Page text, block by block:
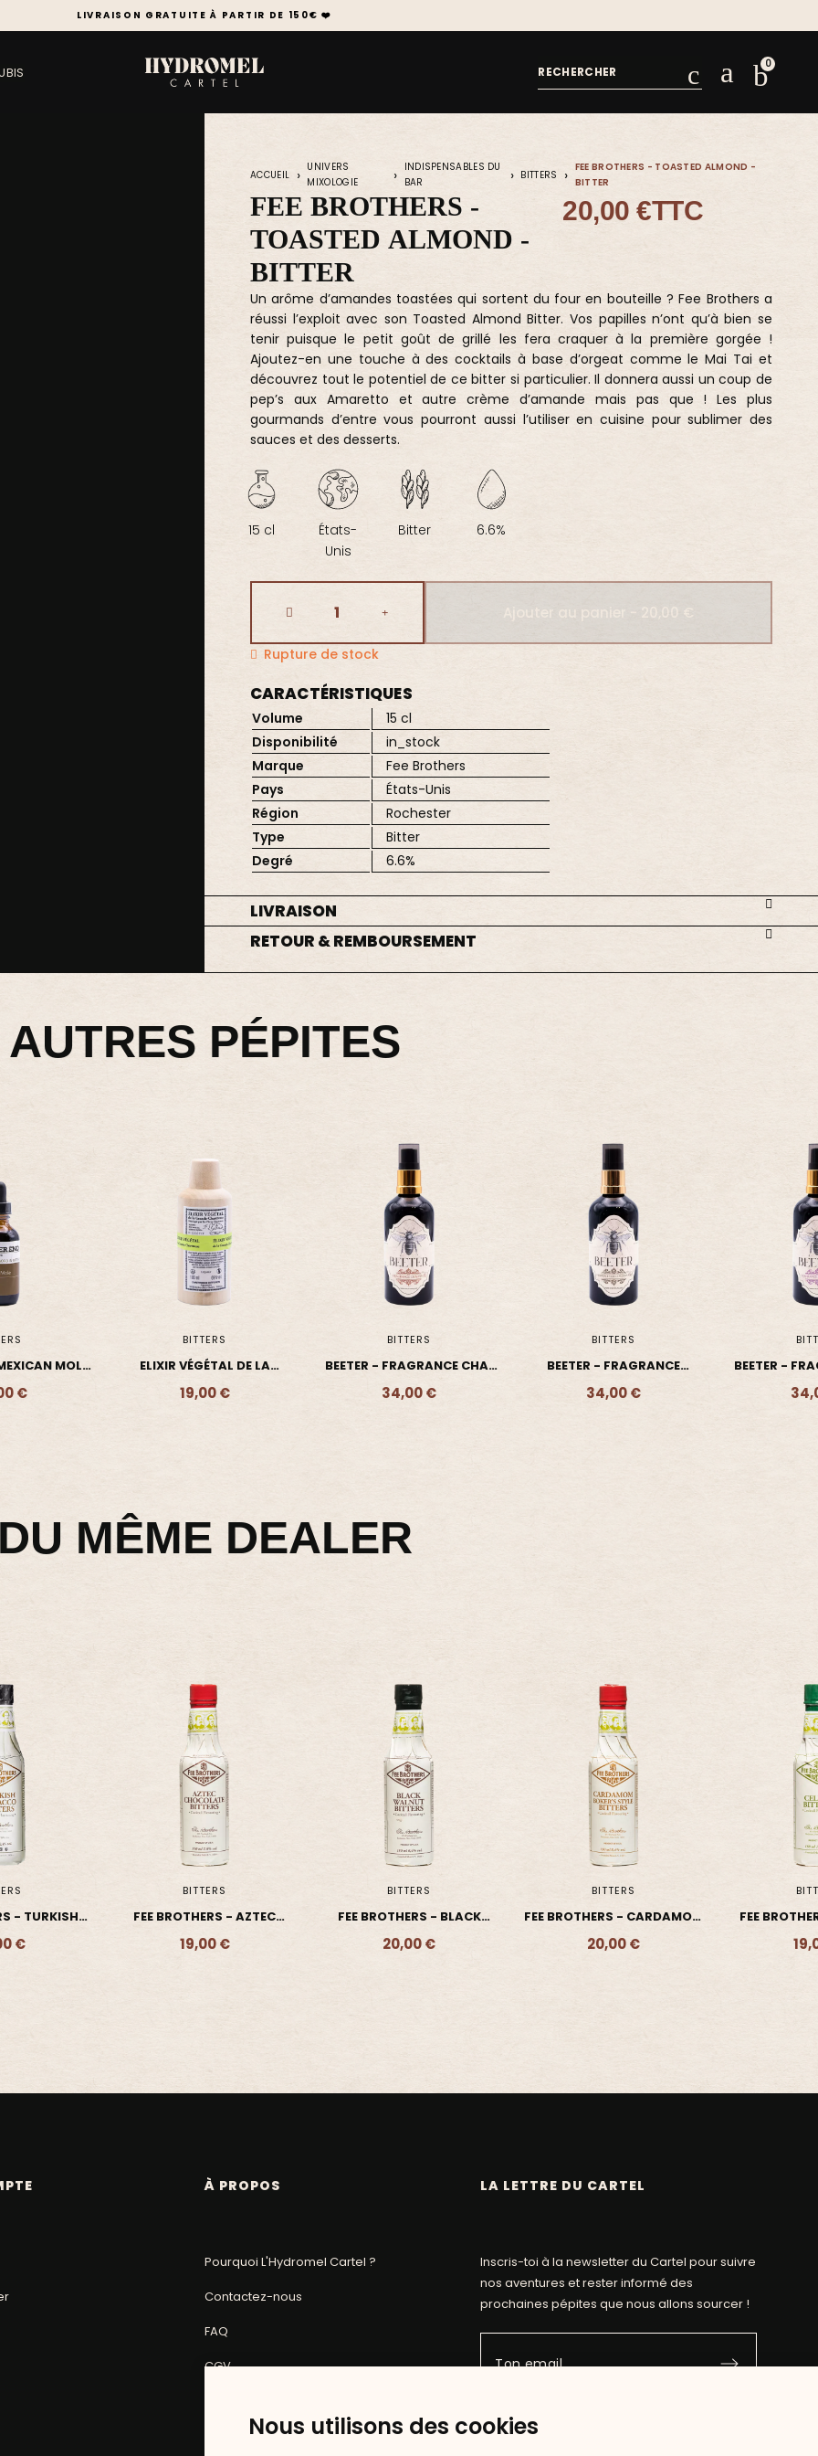
Nous utilisons des cookies
LIVRAISON GRATUITE À PARTIR DE 150€ ❤️
ACCUEIL
UNIVERS
MIXOLOGIE
INDISPENSABLES DU
BAR
BITTERS
FEE BROTHERS - TOASTED ALMOND -
BITTER
FEE BROTHERS -
TOASTED ALMOND -
BITTER
20,00 €TTC
Un arôme d’amandes toastées qui sortent du four en bouteille ? Fee Brothers a
réussi l’exploit avec son Toasted Almond Bitter. Vos papilles n’ont qu’à bien se
tenir puisque le petit goût de grillé les fera craquer à la première gorgée !
Ajoutez-en une touche à des cocktails à base d’orgeat comme le Mai Tai et
découvrez tout le potentiel de ce bitter si particulier. Il donnera aussi un coup de
pep’s aux Amaretto et autre crème d’amande mais pas que ! Les plus
gourmands d’entre vous pourront aussi l’utiliser en cuisine pour sublimer des
sauces et des desserts.
15 cl
États-
Unis
Bitter 6.6%
Ajouter au panier - 20,00 €
Rupture de stock
CARACTÉRISTIQUES
Volume
15 cl
Disponibilité
in_stock
Marque
Fee Brothers
Pays
États-Unis
Région
Rochester
Type
Bitter
Degré
6.6%
LIVRAISON
RETOUR & REMBOURSEMENT
AUTRES PÉPITES
DE LA
-
€
19,00 €
BITTERS
BEETER - FRAGRANCE CHAÏ
EPICÉE
34,00 €
Ajouter - 34,00 €
BITTERS
BEETER - FRAGRANCE
VANILLE MUSCOVADO
34,00 €
Ajouter - 34,00 €
BITTERS
BEETER - FRAGRANCE ROSE
JAMSIN
34,00 €
Ajouter - 34,00 €
BEETER -
DU MÊME DEALER
- AZTEC
- BITTER
€
19,00 €
BITTERS
FEE BROTHERS - BLACK
WALNUT - BITTER
20,00 €
Ajouter - 20,00 €
BITTERS
FEE BROTHERS - CARDAMOM
- BITTER
20,00 €
Ajouter - 20,00 €
BITTERS
FEE BROTHERS - CELERY -
BITTER
19,00 €
Ajouter - 19,00 €
FEE
À PROPOS
Pourquoi L'Hydromel Cartel ?
Contactez-nous
FAQ
CGV
Politique de confidentialité
LA LETTRE DU CARTEL
Inscris-toi à la newsletter du Cartel pour suivre
nos aventures et rester informé des
prochaines pépites que nous allons sourcer !